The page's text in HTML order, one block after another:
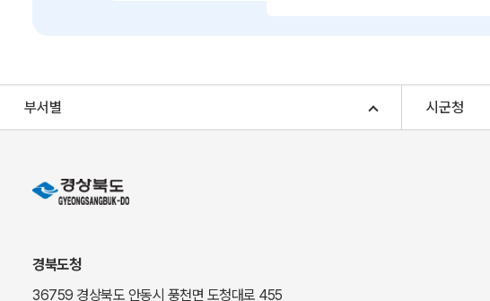
부서별 시군청
경북도청
36759 경상북도 안동시 풍천면 도청대로 455